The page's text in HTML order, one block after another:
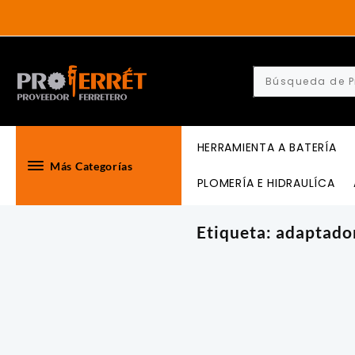
content
Más Categorías
HERRAMIENTA A BATERÍA
PLOMERÍA E HIDRAULÍCA
Etiqueta: